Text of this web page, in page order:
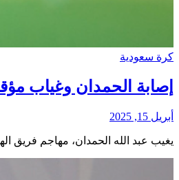
كرة سعودية
إصابة الحمدان وغياب
أبريل 15, 2025
يغيب عبد الله الحمدان، مهاجم فريق